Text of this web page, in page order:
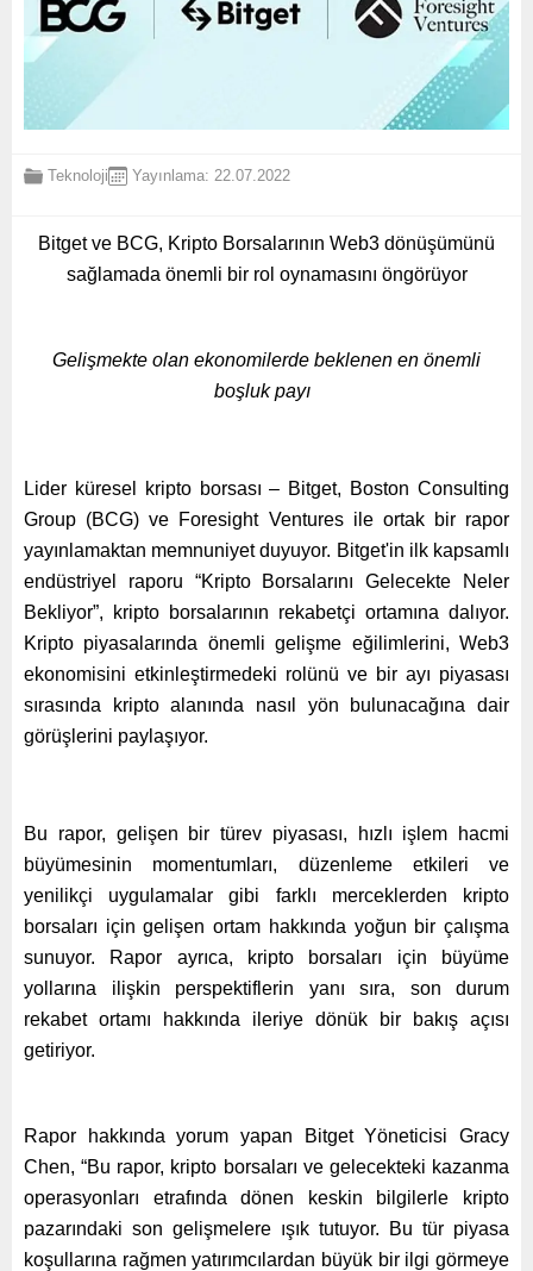
Teknoloji Yayınlama: 22.07.2022
Bitget ve BCG, Kripto Borsalarının Web3 dönüşümünü
sağlamada önemli bir rol oynamasını öngörüyor
Gelişmekte olan ekonomilerde beklenen en önemli
boşluk payı
Lider küresel kripto borsası – Bitget, Boston Consulting
Group (BCG) ve Foresight Ventures ile ortak bir rapor
yayınlamaktan memnuniyet duyuyor. Bitget'in ilk kapsamlı
endüstriyel raporu “Kripto Borsalarını Gelecekte Neler
Bekliyor”, kripto borsalarının rekabetçi ortamına dalıyor.
Kripto piyasalarında önemli gelişme eğilimlerini, Web3
ekonomisini etkinleştirmedeki rolünü ve bir ayı piyasası
sırasında kripto alanında nasıl yön bulunacağına dair
görüşlerini paylaşıyor.
Bu rapor, gelişen bir türev piyasası, hızlı işlem hacmi
büyümesinin momentumları, düzenleme etkileri ve
yenilikçi uygulamalar gibi farklı merceklerden kripto
borsaları için gelişen ortam hakkında yoğun bir çalışma
sunuyor. Rapor ayrıca, kripto borsaları için büyüme
yollarına ilişkin perspektiflerin yanı sıra, son durum
rekabet ortamı hakkında ileriye dönük bir bakış açısı
getiriyor.
Rapor hakkında yorum yapan Bitget Yöneticisi Gracy
Chen, “Bu rapor, kripto borsaları ve gelecekteki kazanma
operasyonları etrafında dönen keskin bilgilerle kripto
pazarındaki son gelişmelere ışık tutuyor. Bu tür piyasa
koşullarına rağmen yatırımcılardan büyük bir ilgi görmeye